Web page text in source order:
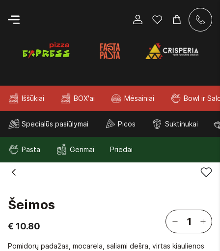
Iššūkiai BOX'ai Mėsainiai Bowl ir
Specialūs pasiūlymai Picos Suktinukai
Pasta Gėrimai Priedai
Šeimos
€ 10.80
Pomidorų padažas, mocarela, saliami dešra, virtas kiaulienos